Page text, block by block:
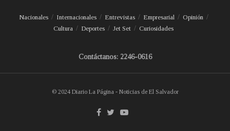
Nacionales Internacionales Entrevistas Empresarial
Opinión
Cultura
Deportes Jet Set Curiosidades
Contáctanos: 2246-0616
© 2024 Diario La Página - Noticias de El Salvador